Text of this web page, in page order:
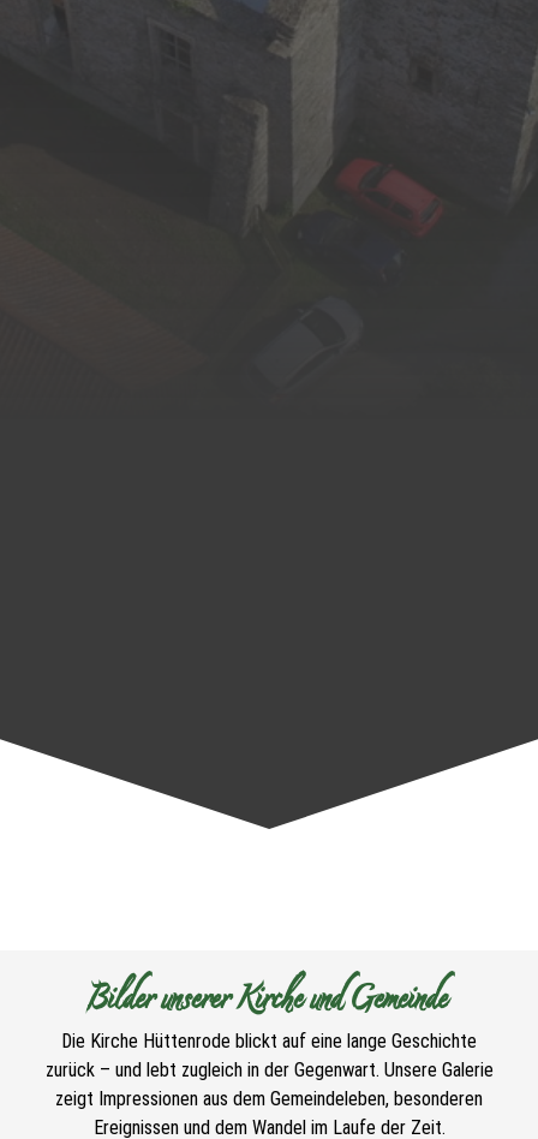
Bilder unserer Kirche und Gemeinde
Die Kirche Hüttenrode blickt auf eine lange Geschichte
zurück – und lebt zugleich in der Gegenwart. Unsere Galerie
zeigt Impressionen aus dem Gemeindeleben, besonderen
Ereignissen und dem Wandel im Laufe der Zeit.